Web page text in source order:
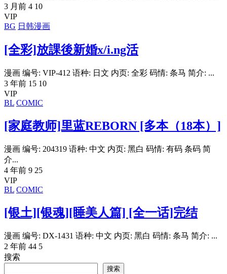
3 月前 4 10
VIP
BG 日韩漫画
[全彩]放課後新婚x/i.ng活
漫画 编号: VIP-412 语种: 日文 内页: 全彩 码情: 条马 简介: ...
3 年前 15 10
VIP
BL COMIC
[家庭教师]里蓝REBORN [多本（18本）]
漫画 编号: 204319 语种: 中文 内页: 黑白 码情: 有码 条码 简
介...
4 年前 9 25
VIP
BL COMIC
[银土][银魂][睡美人篇] [全一话]完结
漫画 编号: DX-1431 语种: 中文 内页: 黑白 码情: 条马 简介: ...
2 年前 44 5
搜索
搜索